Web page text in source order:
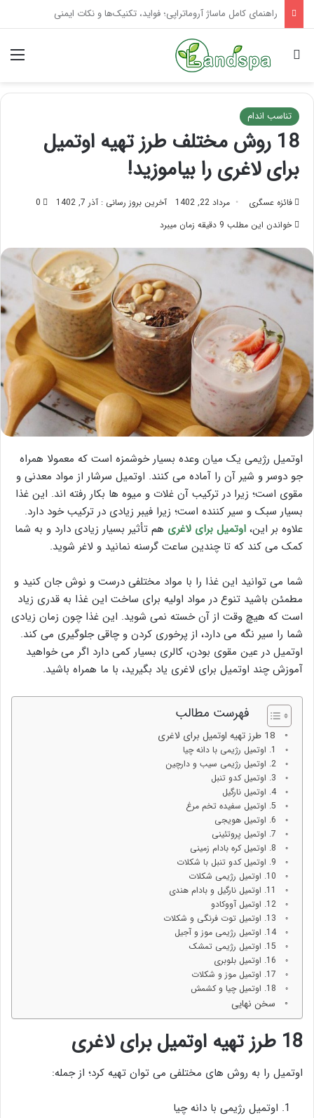
تاثیر ماساژ بر افسردگی؛ با ماساژ درمانی افسردگی را درمان کنید!
جستجو برای
تناسب اندام
18 روش مختلف طرز تهیه اوتمیل
برای لاغری را بیاموزید!
فائزه عسگری مرداد 22, 1402 آخرین بروز رسانی : آذر 7, 1402
0
خواندن این مطلب 9 دقیقه زمان میبرد
اوتمیل رژیمی یک میان وعده بسیار خوشمزه است که معمولا همراه
جو دوسر و شیر آن را آماده می کنند. اوتمیل سرشار از مواد معدنی و
مقوی است؛ زیرا در ترکیب آن غلات و میوه ها بکار رفته اند. این غذا
بسیار سبک و سیر کننده است؛ زیرا فیبر زیادی در ترکیب خود دارد.
علاوه بر این، اوتمیل برای لاغری هم تأثیر بسیار زیادی دارد و به شما
کمک می کند که تا چندین ساعت گرسنه نمانید و لاغر شوید.
شما می توانید این غذا را با مواد مختلفی درست و نوش جان کنید و
مطمئن باشید تنوع در مواد اولیه برای ساخت این غذا به قدری زیاد
است که هیچ وقت از آن خسته نمی شوید. این غذا چون زمان زیادی
شما را سیر نگه می دارد، از پرخوری کردن و چاقی جلوگیری می کند.
اوتمیل در عین مقوی بودن، کالری بسیار کمی دارد اگر می خواهید
آموزش چند اوتمیل برای لاغری یاد بگیرید، با ما همراه باشید.
فهرست مطالب
18 طرز تهیه اوتمیل برای لاغری
1. اوتمیل رژیمی با دانه چیا
2. اوتمیل رژیمی سیب و دارچین
3. اوتمیل کدو تنبل
4. اوتمیل نارگیل
5. اوتمیل سفیده تخم مرغ
6. اوتمیل هویجی
7. اوتمیل پروتئینی
8. اوتمیل کره بادام زمینی
9. اوتمیل کدو تنبل با شکلات
10. اوتمیل رژیمی شکلات
11. اوتمیل نارگیل و بادام هندی
12. اوتمیل آووکادو
13. اوتمیل توت فرنگی و شکلات
14. اوتمیل رژیمی موز و آجیل
15. اوتمیل رژیمی تمشک
16. اوتمیل بلوبری
17. اوتمیل موز و شکلات
18. اوتمیل چیا و کشمش
سخن نهایی
18 طرز تهیه اوتمیل برای لاغری
اوتمیل را به روش های مختلفی می توان تهیه کرد؛ از جمله:
اوتمیل رژیمی با دانه چیا